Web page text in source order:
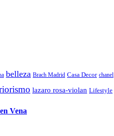
belleza Brach Madrid Casa Decor chanel
lazaro rosa-violan Lifestyle
Vena